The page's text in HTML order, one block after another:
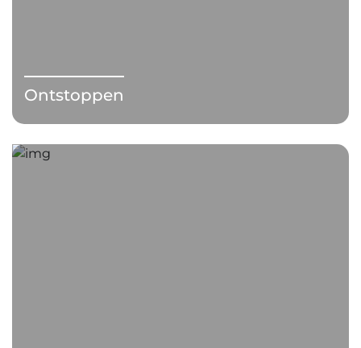
Ontstoppen